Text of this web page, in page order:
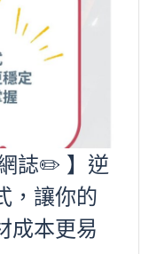
網誌✏️ 】逆
，讓你的
成本更易